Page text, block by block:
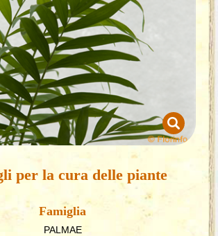
per la cura delle piante
Famiglia
PALMAE